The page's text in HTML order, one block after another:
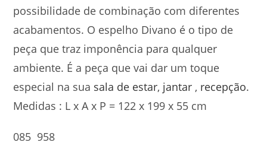
possibilidade de combinação com diferentes
acabamentos. O espelho Divano é o tipo de
peça que traz imponência para qualquer
ambiente. É a peça que vai dar um toque
especial na sua sala de estar, jantar , recepção.
Medidas : L x A x P = 122 x 199 x 55 cm
085 958